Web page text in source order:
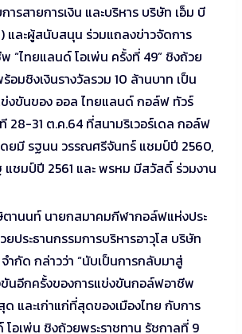
ารสายการเงิน และบริหาร บริษัท เอ็ม บี
และผู้สนับสนุน ร่วมแถลงข่าวจัดการ
“ไทยแลนด์ โอเพ่น ครั้งที่ 49” ชิงถ้วย
อมชิงเงินรางวัลรวม 10 ล้านบาท เป็น
ข่งขันของ ออล ไทยแลนด์ กอล์ฟ ทัวร์
28-31 ต.ค.64 ที่สนามริเวอร์เดล กอล์ฟ
ยมี รฐนน วรรณศรีจันทร์ แชมป์ปี 2560,
ชมป์ปี 2561 และ พรหม มีสวัสดิ์ ร่วมงาน
านนท์ นายกสมาคมกีฬากอล์ฟแห่งประ
ยประธานกรรมการบริหารอาวุโส บริษัท
ำกัด กล่าวว่า “นับเป็นการกลับมาสู่
นอีกครั้งของการแข่งขันกอล์ฟอาชีพ
และเก่าแก่ที่สุดของเมืองไทย กับการ
อเพ่น ชิงถ้วยพระราชทาน รัชกาลที่ 9